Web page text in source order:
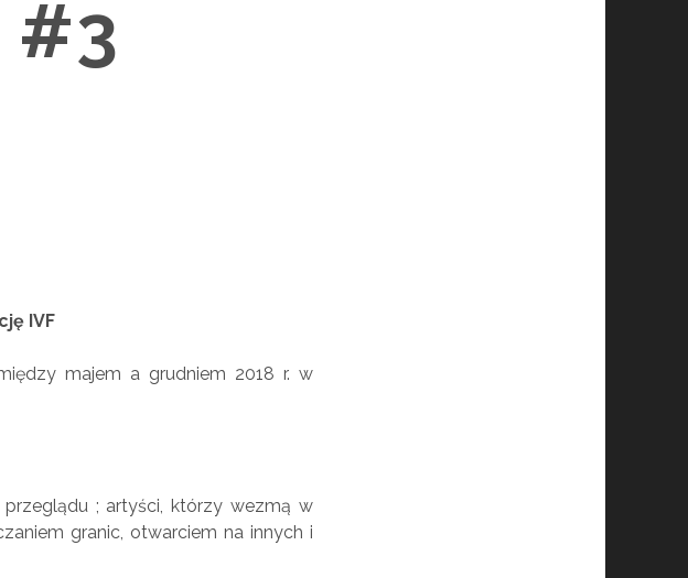
#3
IVF
majem a grudniem 2018 r. w
; artyści, którzy wezmą w
granic, otwarciem na innych i